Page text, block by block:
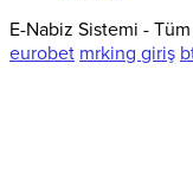
E-Nabiz Sistemi - Tüm
eurobet mrking giriş